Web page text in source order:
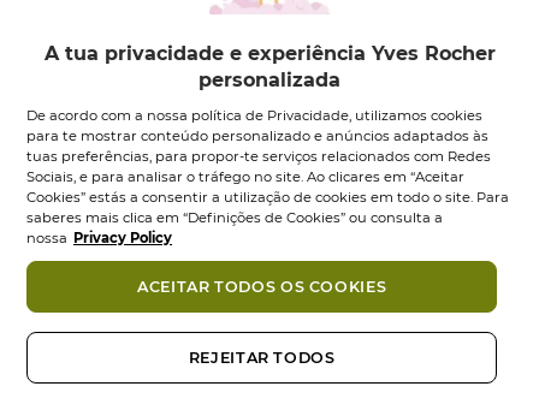
A tua privacidade e experiência Yves Rocher
personalizada
De acordo com a nossa política de Privacidade, utilizamos cookies
para te mostrar conteúdo personalizado e anúncios adaptados às
tuas preferências, para propor-te serviços relacionados com Redes
Sociais, e para analisar o tráfego no site. Ao clicares em “Aceitar
Cookies” estás a consentir a utilização de cookies em todo o site. Para
saberes mais clica em “Definições de Cookies” ou consulta a
nossa Privacy Policy
REJEITAR TODOS
ACEITAR TODOS OS COOKIES